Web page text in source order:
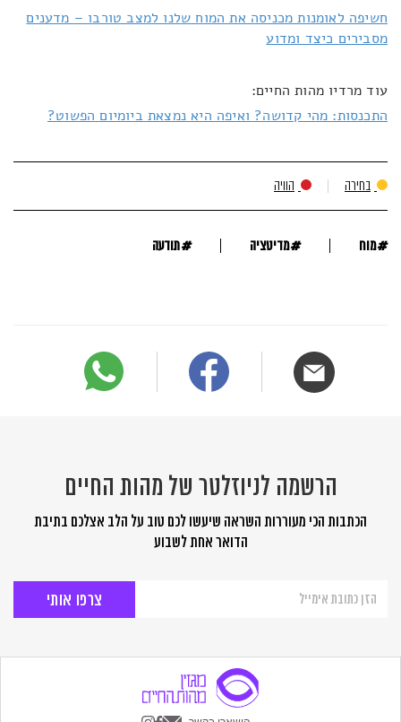
חשיפה לאומנות מכניסה את המוח שלנו למצב טורבו – מדענים
מסבירים כיצד ומדוע
עוד מרדיו מהות החיים:
התכנסות: מהי קדושה? ואיפה היא נמצאת ביומיום הפשוט?
בחירה הוויה
#מוח #מדיטציה #תודעה
הרשמה לניוזלטר של מהות החיים
הכתבות הכי מעוררות השראה שיעשו לכם טוב על הלב אצלכם בתיבת
הדואר אחת לשבוע
לניוזלטר
החיים